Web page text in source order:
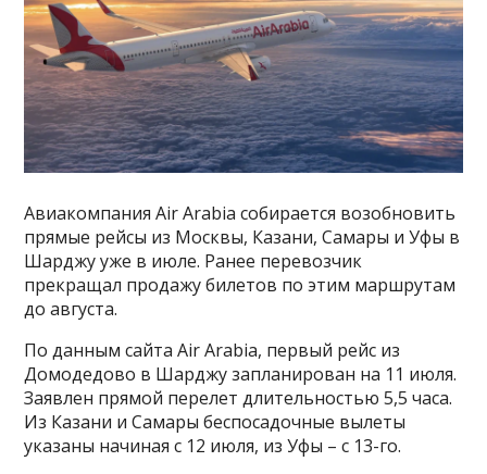
Авиакомпания Air Arabia собирается возобновить
прямые рейсы из Москвы, Казани, Самары и Уфы в
Шарджу уже в июле. Ранее перевозчик
прекращал продажу билетов по этим маршрутам
до августа.
По данным сайта Air Arabia, первый рейс из
Домодедово в Шарджу запланирован на 11 июля.
Заявлен прямой перелет длительностью 5,5 часа.
Из Казани и Самары беспосадочные вылеты
указаны начиная с 12 июля, из Уфы – с 13-го.